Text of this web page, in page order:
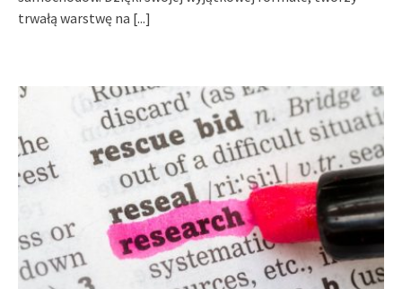
trwałą warstwę na [...]